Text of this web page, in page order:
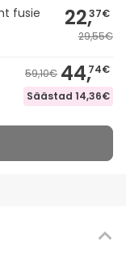
fusie
22,37€
29,55€
59,10€ 44,74€
Säästad 14,36€